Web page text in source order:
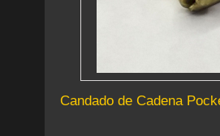
Candado de Cadena